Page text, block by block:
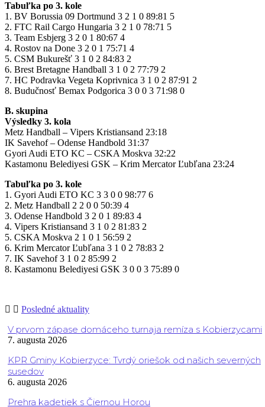
Tabuľka po 3. kole
1. BV Borussia 09 Dortmund 3 2 1 0 89:81 5
2. FTC Rail Cargo Hungaria 3 2 1 0 78:71 5
3. Team Esbjerg 3 2 0 1 80:67 4
4. Rostov na Done 3 2 0 1 75:71 4
5. CSM Bukurešť 3 1 0 2 84:83 2
6. Brest Bretagne Handball 3 1 0 2 77:79 2
7. HC Podravka Vegeta Koprivnica 3 1 0 2 87:91 2
8. Budučnosť Bemax Podgorica 3 0 0 3 71:98 0
B. skupina
Výsledky 3. kola
Metz Handball – Vipers Kristiansand 23:18
IK Savehof – Odense Handbold 31:37
Gyori Audi ETO KC – CSKA Moskva 32:22
Kastamonu Belediyesi GSK – Krim Mercator Ľubľana 23:24
Tabuľka po 3. kole
1. Gyori Audi ETO KC 3 3 0 0 98:77 6
2. Metz Handball 2 2 0 0 50:39 4
3. Odense Handbold 3 2 0 1 89:83 4
4. Vipers Kristiansand 3 1 0 2 81:83 2
5. CSKA Moskva 2 1 0 1 56:59 2
6. Krim Mercator Ľubľana 3 1 0 2 78:83 2
7. IK Savehof 3 1 0 2 85:99 2
8. Kastamonu Belediyesi GSK 3 0 0 3 75:89 0
Posledné aktuality
V prvom zápase domáceho turnaja remíza s Kobierzycami
7. augusta 2026
KPR Gminy Kobierzyce: Tvrdý oriešok od našich severných
susedov
6. augusta 2026
Prehra kadetiek s Čiernou Horou